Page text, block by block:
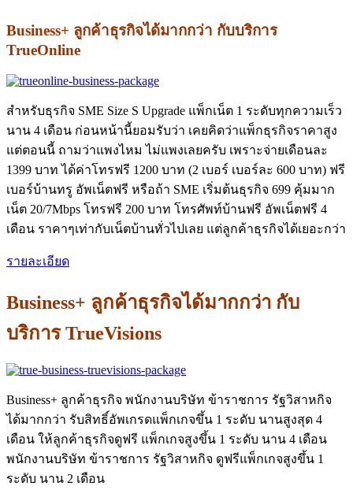
Business+ ลูกค้าธุรกิจได้มากกว่า กับบริการ
TrueOnline
สำหรับธุรกิจ SME Size S Upgrade แพ็กเน็ต 1 ระดับทุกความเร็ว
นาน 4 เดือน ก่อนหน้านี้ยอมรับว่า เคยคิดว่าแพ็กธุรกิจราคาสูง
แต่ตอนนี้ ถามว่าแพงไหม ไม่แพงเลยครับ เพราะจ่ายเดือนละ
1399 บาท ได้ค่าโทรฟรี 1200 บาท (2 เบอร์ เบอร์ละ 600 บาท) ฟรี
เบอร์บ้านทรู อัพเน็ตฟรี หรือถ้า SME เริ่มต้นธุรกิจ 699 คุ้มมาก
เน็ต 20/7Mbps โทรฟรี 200 บาท โทรศัพท์บ้านฟรี อัพเน็ตฟรี 4
เดือน ราคาๆเท่ากับเน็ตบ้านทั่วไปเลย แต่ลูกค้าธุรกิจได้เยอะกว่า
รายละเอียด
Business+ ลูกค้าธุรกิจได้มากกว่า กับ
บริการ TrueVisions
Business+ ลูกค้าธุรกิจ พนักงานบริษัท ข้าราชการ รัฐวิสาหกิจ
ได้มากกว่า รับสิทธิ์อัพเกรดแพ็กเกจขึ้น 1 ระดับ นานสูงสุด 4
เดือน ให้ลูกค้าธุรกิจดูฟรี แพ็กเกจสูงขึ้น 1 ระดับ นาน 4 เดือน
พนักงานบริษัท ข้าราชการ รัฐวิสาหกิจ ดูฟรีแพ็กเกจสูงขึ้น 1
ระดับ นาน 2 เดือน